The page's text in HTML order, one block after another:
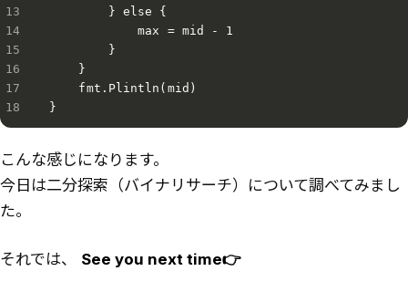
        } else {
            max = mid - 1
        }
    }
    fmt.Plintln(mid)
}
こんな感じになります。
今日は二分探索（バイナリサーチ）について調べてみまし
た。
それでは、 See you next time👉